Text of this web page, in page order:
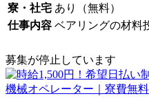
寮・社宅 あり（無料）
仕事内容 ベアリングの材料
募集が停止しています